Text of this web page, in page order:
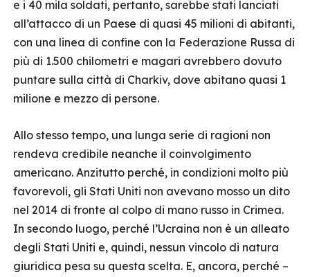
e i 40 mila soldati, pertanto, sarebbe stati lanciati
all’attacco di un Paese di quasi 45 milioni di abitanti,
con una linea di confine con la Federazione Russa di
più di 1.500 chilometri e magari avrebbero dovuto
puntare sulla città di Charkiv, dove abitano quasi 1
milione e mezzo di persone.
Allo stesso tempo, una lunga serie di ragioni non
rendeva credibile neanche il coinvolgimento
americano. Anzitutto perché, in condizioni molto più
favorevoli, gli Stati Uniti non avevano mosso un dito
nel 2014 di fronte al colpo di mano russo in Crimea.
In secondo luogo, perché l’Ucraina non è un alleato
degli Stati Uniti e, quindi, nessun vincolo di natura
giuridica pesa su questa scelta. E, ancora, perché –